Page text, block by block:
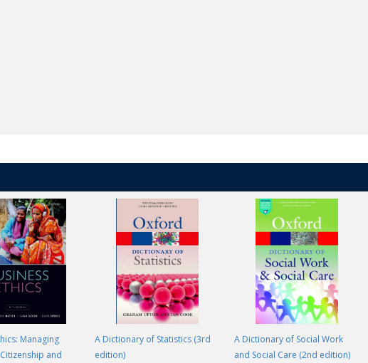
Managing
and
A Dictionary of Statistics (3rd
edition)
A Dictionary of Social Work
and Social Care (2nd edition)